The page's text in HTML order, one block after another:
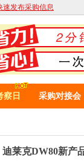
速发布采购信息
察日 采购对接会
迪莱克DW80新产